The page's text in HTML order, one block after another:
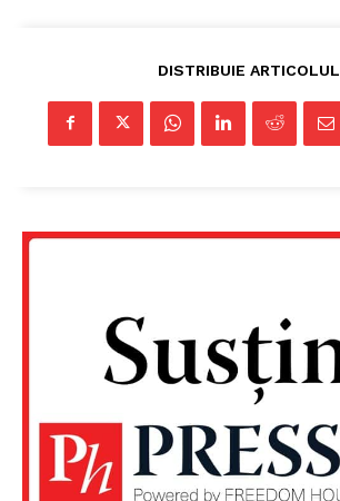
Proiecte editoriale
DISTRIBUIE ARTICOLUL